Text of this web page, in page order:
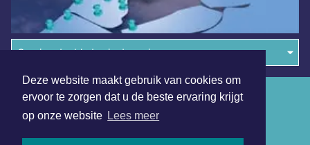
Deze website maakt gebruik van cookies om
ervoor te zorgen dat u de beste ervaring krijgt
op onze website Lees meer
Overige dagbladen in de regio
Algemene voorwaarden
Disclaimer